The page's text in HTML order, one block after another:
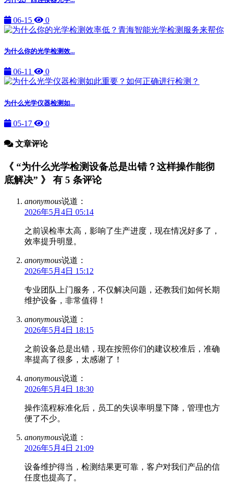
06-15 0
为什么你的光学检测效...
06-11 0
为什么光学仪器检测如...
05-17 0
文章评论
《 “为什么光学检测设备总是出错？这样操作能彻
底解决” 》 有 5 条评论
anonymous说道：
2026年5月4日 05:14
之前误检率太高，影响了生产进度，现在情况好多了，
效率提升明显。
anonymous说道：
2026年5月4日 15:12
专业团队上门服务，不仅解决问题，还教我们如何长期
维护设备，非常值得！
anonymous说道：
2026年5月4日 18:15
之前设备总是出错，现在按照你们的建议校准后，准确
率提高了很多，太感谢了！
anonymous说道：
2026年5月4日 18:30
操作流程标准化后，员工的失误率明显下降，管理也方
便了不少。
anonymous说道：
2026年5月4日 21:09
设备维护得当，检测结果更可靠，客户对我们产品的信
任度也提高了。